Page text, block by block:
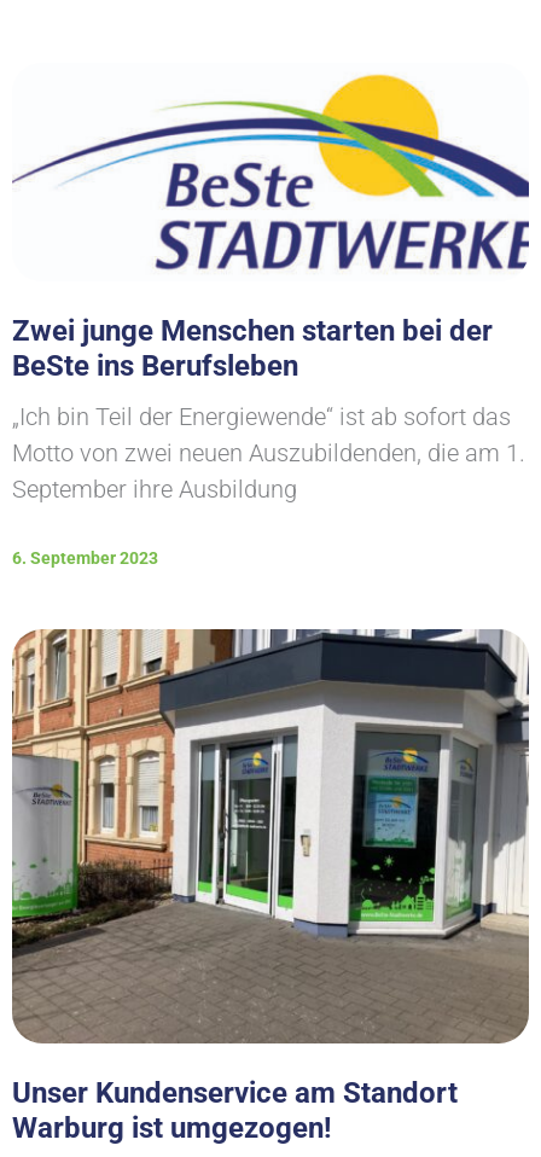
Zwei junge Menschen starten bei der
BeSte ins Berufsleben
„Ich bin Teil der Energiewende“ ist ab sofort das
Motto von zwei neuen Auszubildenden, die am 1.
September ihre Ausbildung
6. September 2023
Unser Kundenservice am Standort
Warburg ist umgezogen!